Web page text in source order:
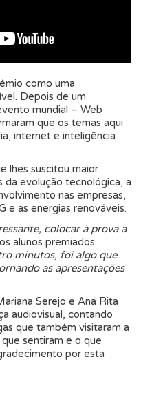
como uma
Depois de um
mundial – Web
que os temas aqui
internet e inteligência
lhes suscitou maior
da evolução tecnológica, a
nas empresas,
e as energias renováveis.
colocar à prova a
alunos premiados.
minutos, foi algo que
as apresentações
Serejo e Ana Rita
audiovisual, contando
que também visitaram a
sentiram e o que
por esta